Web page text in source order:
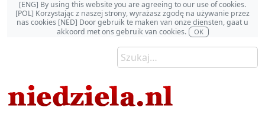
[ENG] By using this website you are agreeing to our use of cookies.
[POL] Korzystając z naszej strony, wyrażasz zgodę na używanie przez
nas cookies [NED] Door gebruik te maken van onze diensten, gaat u
akkoord met ons gebruik van cookies.
OK